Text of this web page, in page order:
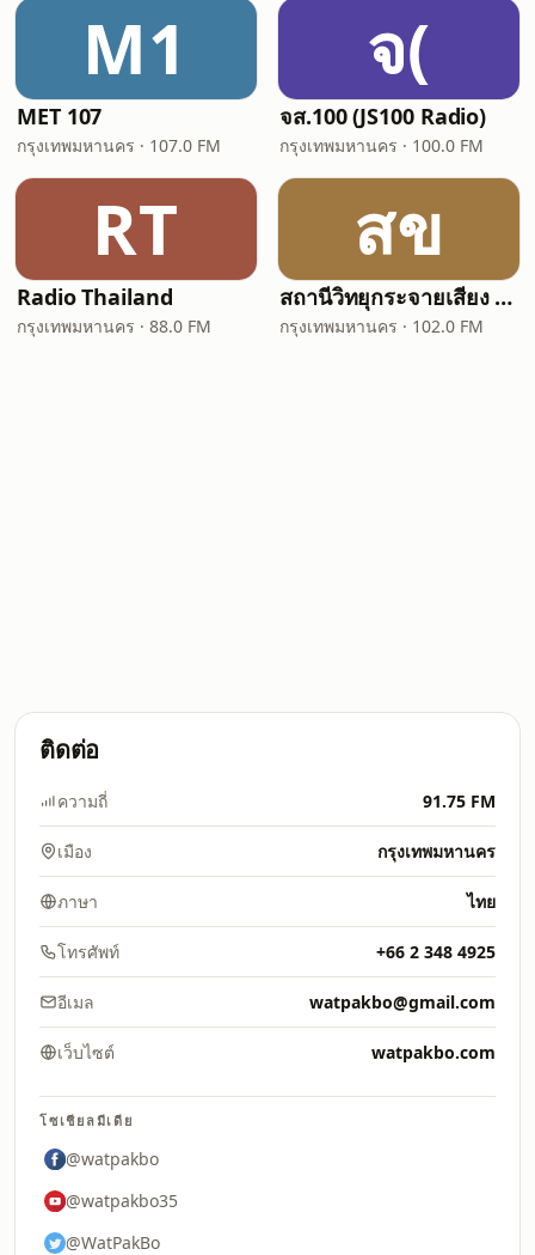
M1
MET 107
กรุงเทพมหานคร · 107.0 FM
จ(
จส.100 (JS100 Radio)
กรุงเทพมหานคร · 100.0 FM
RT
Radio Thailand
กรุงเทพมหานคร · 88.0 FM
สข
สถานีวิทยุกระจายเสียง ขส.ทบ. 102 Radio
กรุงเทพมหานคร · 102.0 FM
ติดต่อ
ความถี่ 91.75 FM
เมือง กรุงเทพมหานคร
ภาษา ไทย
โทรศัพท์ +66 2 348 4925
อีเมล watpakbo@gmail.com
เว็บไซต์ watpakbo.com
โซเชียลมีเดีย
@watpakbo
@watpakbo35
@WatPakBo